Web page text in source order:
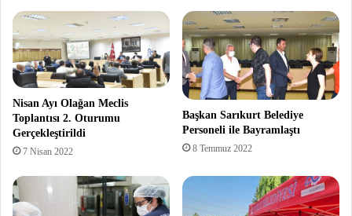
Nisan Ayı Olağan Meclis
Toplantısı 2. Oturumu
Gerçekleştirildi
7 Nisan 2022
Başkan Sarıkurt Belediye
Personeli ile Bayramlaştı
8 Temmuz 2022